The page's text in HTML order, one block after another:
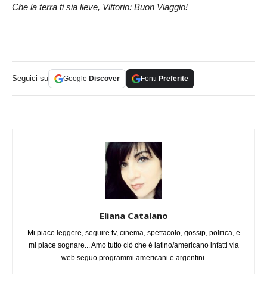
Che la terra ti sia lieve, Vittorio: Buon Viaggio!
Seguici su Google Discover Fonti Preferite
Eliana Catalano
Mi piace leggere, seguire tv, cinema, spettacolo, gossip, politica, e
mi piace sognare... Amo tutto ciò che è latino/americano infatti via
web seguo programmi americani e argentini.